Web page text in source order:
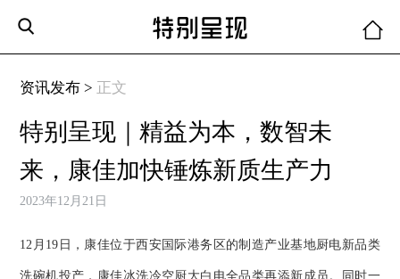
资讯发布 > 正文
特别呈现｜精益为本，数智未
来，康佳加快锤炼新质生产力
2023年12月21日
12月19日，康佳位于西安国际港务区的制造产业基地厨电新品类
洗碗机投产，康佳冰洗冷空厨大白电全品类再添新成员。同时一